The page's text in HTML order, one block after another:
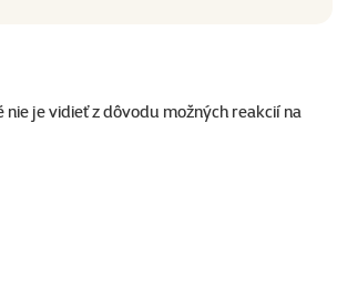
je vidieť z dôvodu možných reakcií na